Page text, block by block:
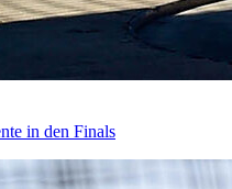
in den Finals